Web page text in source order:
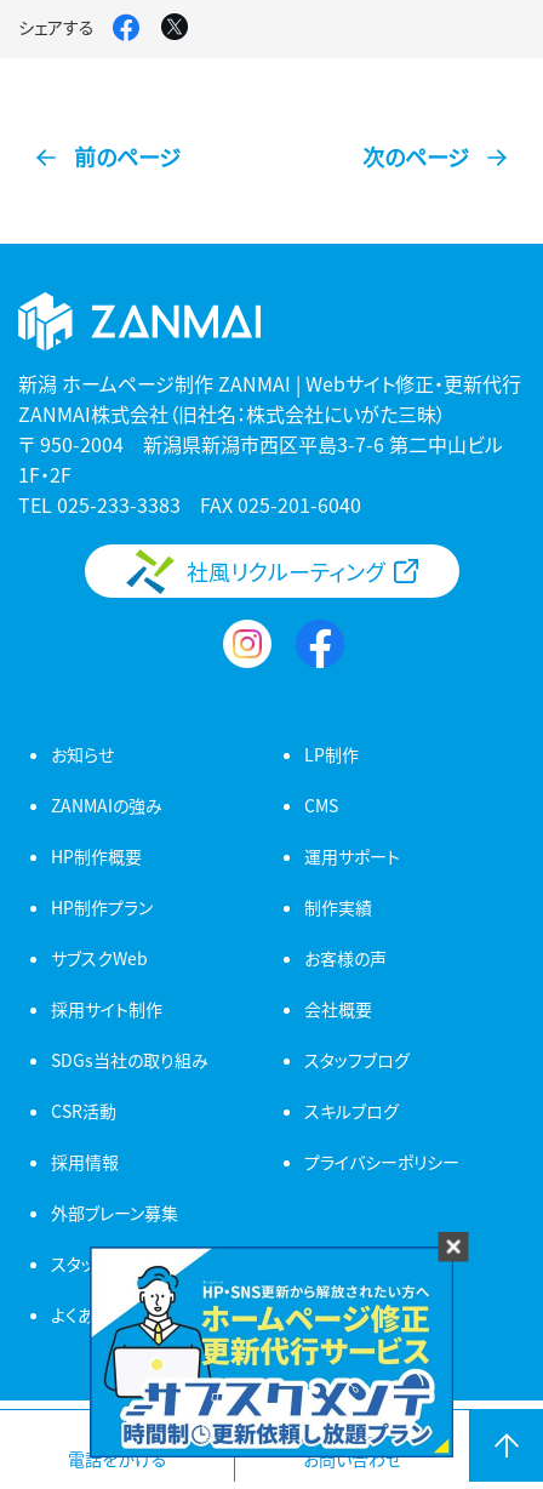
電話をかける お問い合わせ
シェアする
Facebook
X
前のページ 次のページ
新潟 ホームページ制作 ZANMAI | Webサイト修正・更新代行
ZANMAI株式会社（旧社名：株式会社にいがた三昧）
〒 950-2004 新潟県新潟市西区平島3-7-6 第二中山ビル
1F・2F
TEL025-233-3383 FAX 025-201-6040
社風リクルーティング
お知らせ
ZANMAIの強み
HP制作概要
HP制作プラン
サブスクWeb
採用サイト制作
LP制作
CMS
運用サポート
制作実績
お客様の声
会社概要
SDGs当社の取り組み
CSR活動
採用情報
外部ブレーン募集
スタッフ紹介
よくある質問
スタッフブログ
スキルブログ
プライバシーポリシー
© ZANMAI All Rights Reserved. 新潟 ホームページ制作・ホームページ修正・更新代
行